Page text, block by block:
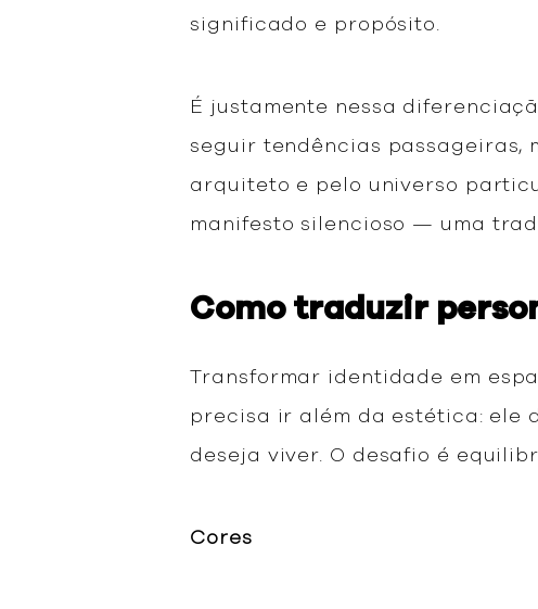
significado e propósito.
É justamente nessa
seguir tendências passageiras,
arquiteto e pelo universo
manifesto silencioso — uma
Como traduzir
Transformar identidade em
precisa ir além da estética: ele
deseja viver. O desafio é
Cores